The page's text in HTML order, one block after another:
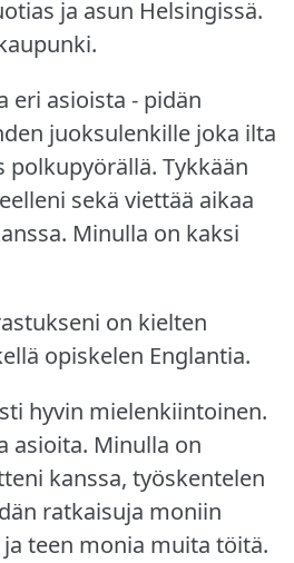
ja asun Helsingissä.
eri asioista - pidän
juoksulenkille joka ilta
polkupyörällä. Tykkään
sekä viettää aikaa
Minulla on kaksi
on kielten
opiskelen Englantia.
hyvin mielenkiintoinen.
asioita. Minulla on
kanssa, työskentelen
ratkaisuja moniin
teen monia muita töitä.